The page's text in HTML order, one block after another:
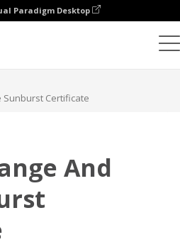
Paradigm Desktop
Sunburst Certificate
And